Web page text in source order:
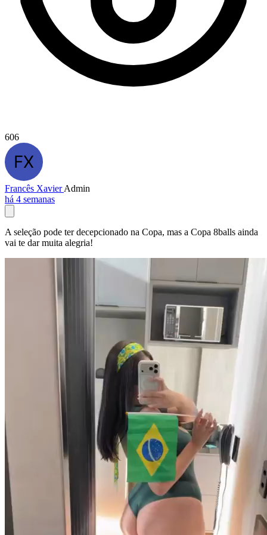
606
Francês XavierAdmin
há 4 semanas
A seleção pode ter decepcionado na Copa, mas a Copa 8balls ainda
vai te dar muita alegria!